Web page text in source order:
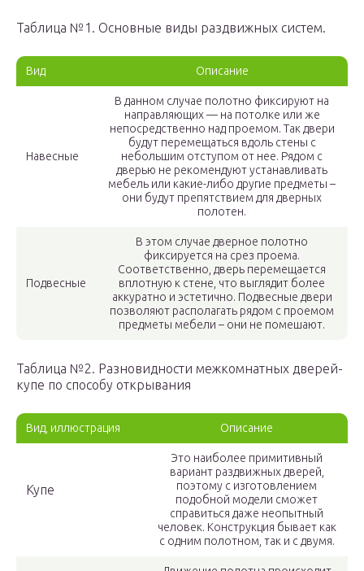
Таблица №1. Основные виды раздвижных систем.
Вид Описание
Навесные
В данном случае полотно фиксируют на
направляющих — на потолке или же
непосредственно над проемом. Так двери
будут перемещаться вдоль стены с
небольшим отступом от нее. Рядом с
дверью не рекомендуют устанавливать
мебель или какие-либо другие предметы –
они будут препятствием для дверных
полотен.
Подвесные
В этом случае дверное полотно
фиксируется на срез проема.
Соответственно, дверь перемещается
вплотную к стене, что выглядит более
аккуратно и эстетично. Подвесные двери
позволяют располагать рядом с проемом
предметы мебели – они не помешают.
Таблица №2. Разновидности межкомнатных дверей-
купе по способу открывания
Вид, иллюстрация Описание
Купе
Это наиболее примитивный
вариант раздвижных дверей,
поэтому с изготовлением
подобной модели сможет
справиться даже неопытный
человек. Конструкция бывает как
с одним полотном, так и с двумя.